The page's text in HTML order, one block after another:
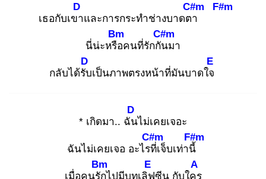
เธอกับเขา
D
และการกระทำช่างบาดตา
C#m F#m
นี่น่ะหรือ
Bm
คนที่รักกัน
C#m
มา
กลับได้รับ
D
เป็นภาพตรงหน้าที่มันบาดใจ
E
* เกิดมา.. ฉัน
D
ไม่เคยเจอะ
ฉันไม่เคยเจอ อะไรที่
C#m
เจ็บเท่านี้
F#m
เมื่อคนรัก
Bm
ไปมีบทเลิฟ
E
ซีน กับใคร
A